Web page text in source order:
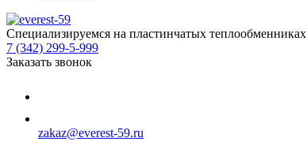
Специализируемся на пластинчатых теплообменниках
7 (342) 299-5-999
Заказать звонок
zakaz@everest-59.ru